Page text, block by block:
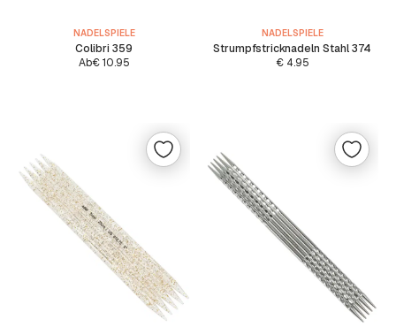
NADELSPIELE
Colibri 359
Ab€10.95
NADELSPIELE
Strumpfstricknadeln Stahl 374
€4.95